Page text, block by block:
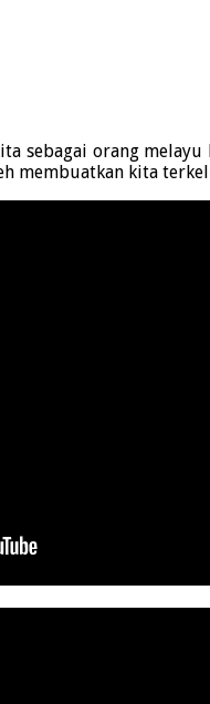
sebagai orang
membuatkan kita